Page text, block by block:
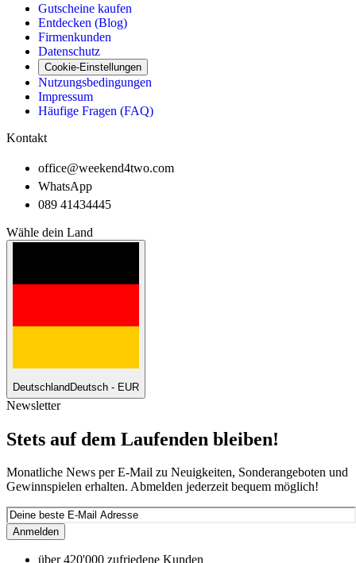
Gutscheine kaufen
Entdecken (Blog)
Firmenkunden
Datenschutz
Cookie-Einstellungen
Nutzungsbedingungen
Impressum
Häufige Fragen (FAQ)
Kontakt
office@weekend4two.com
WhatsApp
089 41434445
Wähle dein Land
DeutschlandDeutsch - EUR
Newsletter
Stets auf dem Laufenden bleiben!
Monatliche News per E-Mail zu Neuigkeiten, Sonderangeboten und
Gewinnspielen erhalten. Abmelden jederzeit bequem möglich!
Anmelden
über 420'000 zufriedene Kunden